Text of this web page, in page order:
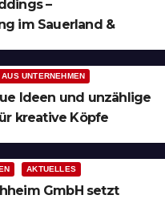
–
im Sauerland &
UNTERNEHMEN
Ideen und unzählige
kreative Köpfe
AKTUELLES
GmbH setzt